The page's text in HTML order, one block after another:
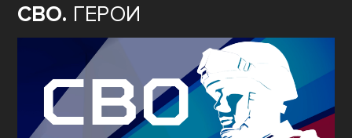
СВО. ГЕРОИ